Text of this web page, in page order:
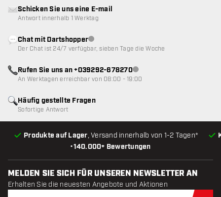
•140.000+ Bewertungen
Produkte auf Lager, Versand innerhalb von 1-2 Tagen*
Häufig gestellte Fragen
Sofortige Antwort
Schicken Sie uns eine E-mail
Antwort innerhalb 1 Werktag
Chat mit DartshopperKundenservice nicht verfügbar
Der Chat ist 24/7 verfügbar, sieben Tage die Woche
Rufen Sie uns an +039292-678270Kundenservice nicht
An Werktagen erreichbar von 08:00 - 19:00
MELDEN SIE SICH FÜR UNSEREN NEWSLETTER AN
Erhalten Sie die neuesten Angebote und Aktionen